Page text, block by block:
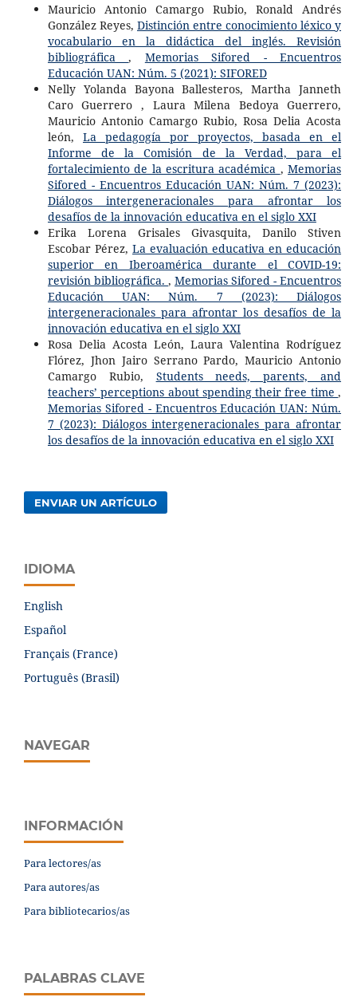
Mauricio Antonio Camargo Rubio, Ronald Andrés
González Reyes, Distinción entre conocimiento léxico y
vocabulario en la didáctica del inglés. Revisión
bibliográfica, Memorias Sifored - Encuentros
Educación UAN: Núm. 5 (2021): SIFORED
Nelly Yolanda Bayona Ballesteros, Martha Janneth
Caro Guerrero , Laura Milena Bedoya Guerrero,
Mauricio Antonio Camargo Rubio, Rosa Delia Acosta
león, La pedagogía por proyectos, basada en el
Informe de la Comisión de la Verdad, para el
fortalecimiento de la escritura académica ,Memorias
Sifored - Encuentros Educación UAN: Núm. 7 (2023):
Diálogos intergeneracionales para afrontar los
desafíos de la innovación educativa en el siglo XXI
Erika Lorena Grisales Givasquita, Danilo Stiven
Escobar Pérez, La evaluación educativa en educación
superior en Iberoamérica durante el COVID-19:
revisión bibliográfica. ,Memorias Sifored - Encuentros
Educación UAN: Núm. 7 (2023): Diálogos
intergeneracionales para afrontar los desafíos de la
innovación educativa en el siglo XXI
Rosa Delia Acosta León, Laura Valentina Rodríguez
Flórez, Jhon Jairo Serrano Pardo, Mauricio Antonio
Camargo Rubio, Students needs, parents, and
teachers’ perceptions about spending their free time,
Memorias Sifored - Encuentros Educación UAN: Núm.
7 (2023): Diálogos intergeneracionales para afrontar
los desafíos de la innovación educativa en el siglo XXI
ENVIAR UN ARTÍCULO
IDIOMA
English
Español
Français (France)
Português (Brasil)
NAVEGAR
INFORMACIÓN
Para lectores/as
Para autores/as
Para bibliotecarios/as
PALABRAS CLAVE